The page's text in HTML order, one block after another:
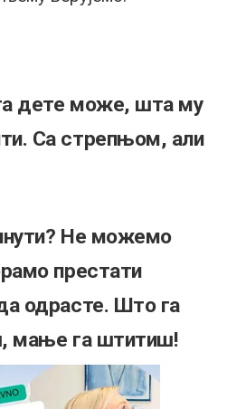
дете може, шта му
Са стрепњом, али
Не можемо
престати
одрасте. Што га
мање га штитиш!